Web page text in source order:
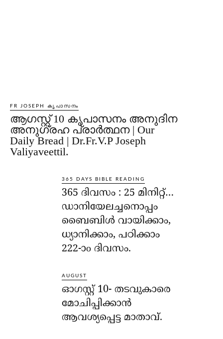
FR JOSEPH കൃപാസനം
ആഗസ്റ്റ് 10 കൃപാസനം അനുദിന
അനുഗ്രഹ പ്രാർത്ഥന | Our
Daily Bread | Dr.Fr.V.P Joseph
Valiyaveettil.
365 DAYS BIBLE READING
365 ദിവസം : 25 മിനിറ്റ്…
ഡാനിയേലച്ചനൊപ്പം
ബൈബിൾ വായിക്കാം,
ധ്യാനിക്കാം, പഠിക്കാം
222-ാo ദിവസം.
AUGUST
ഓഗസ്റ്റ് 10- തടവുകാരെ
മോചിപ്പിക്കാന്‍
ആവശ്യപ്പെട്ട മാതാവ്.